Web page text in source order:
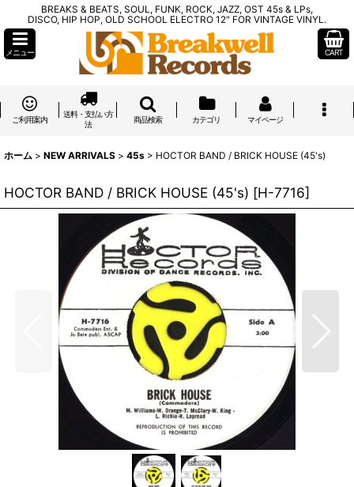
BREAKS & BEATS, SOUL, FUNK, ROCK, JAZZ, OST 45s & LPs,
DISCO, HIP HOP, OLD SCHOOL ELECTRO 12" FOR VINTAGE VINYL.
メニュー CART
ご利用案内
送料・支払い方
法
商品検索 カテゴリ マイページ
ホーム > NEW ARRIVALS > 45s > HOCTOR BAND / BRICK HOUSE (45's)
HOCTOR BAND / BRICK HOUSE (45's) [H-7716]